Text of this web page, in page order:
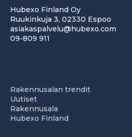
Hubexo Finland Oy
Ruukinkuja 3, 02330 Espoo
asiakaspalvelu@hubexo.com
09-809 911
Rakennusalan trendit
Uutiset
Rakennusala
Hubexo Finland